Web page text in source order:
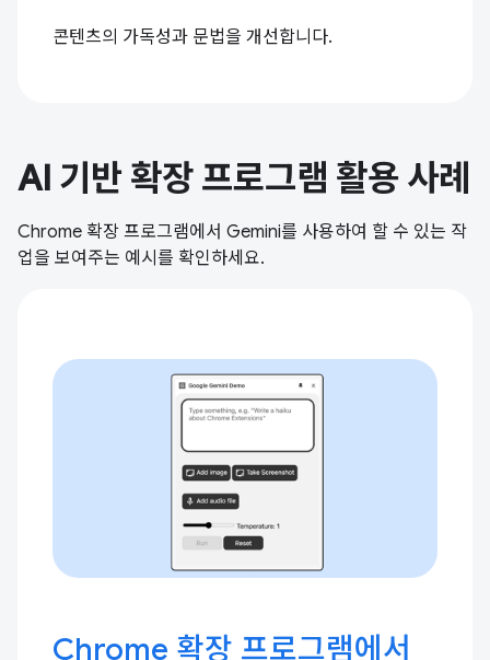
콘텐츠의 가독성과 문법을 개선합니다.
AI 기반 확장 프로그램 활용 사례
Chrome 확장 프로그램에서 Gemini를 사용하여 할 수 있는 작
업을 보여주는 예시를 확인하세요.
Chrome 확장 프로그램에서